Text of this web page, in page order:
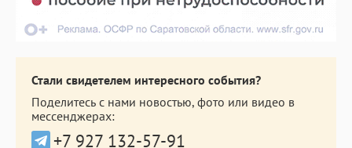
Стали свидетелем интересного события?
Поделитесь с нами новостью, фото или видео в
мессенджерах:
+7 927 132-57-91